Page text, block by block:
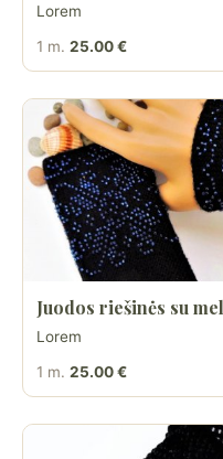
Lorem
1 m. 25.00 €
Juodos riešinės su
Lorem
1 m. 25.00 €